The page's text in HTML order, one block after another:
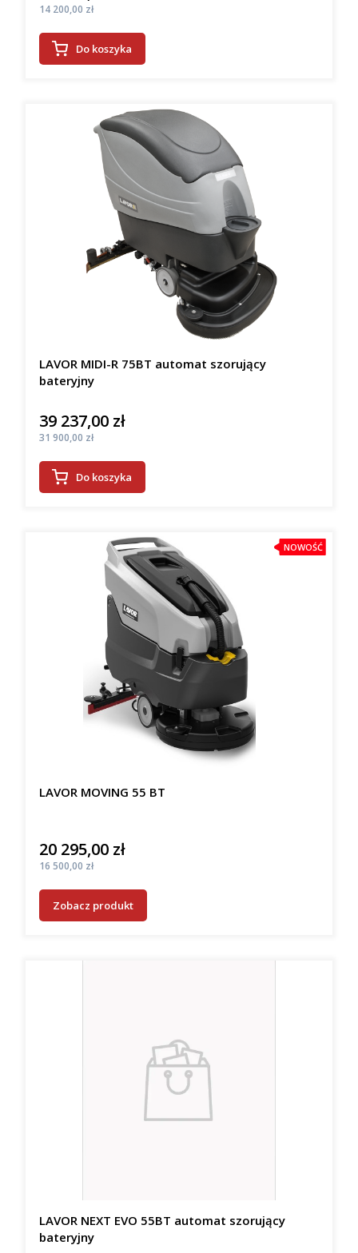
Cena
14 200,00 zł
Do koszyka
LAVOR MIDI-R 75BT automat szorujący
bateryjny
Cena
39 237,00 zł
Cena
31 900,00 zł
Do koszyka
NOWOŚĆ
LAVOR MOVING 55 BT
Cena
20 295,00 zł
Cena
16 500,00 zł
Zobacz produkt
LAVOR NEXT EVO 55BT automat szorujący
bateryjny